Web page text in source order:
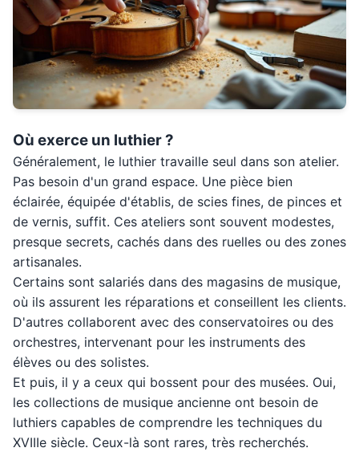
Où exerce un luthier ?
Généralement, le luthier travaille seul dans son atelier.
Pas besoin d'un grand espace. Une pièce bien
éclairée, équipée d'établis, de scies fines, de pinces et
de vernis, suffit. Ces ateliers sont souvent modestes,
presque secrets, cachés dans des ruelles ou des zones
artisanales.
Certains sont salariés dans des magasins de musique,
où ils assurent les réparations et conseillent les clients.
D'autres collaborent avec des conservatoires ou des
orchestres, intervenant pour les instruments des
élèves ou des solistes.
Et puis, il y a ceux qui bossent pour des musées. Oui,
les collections de musique ancienne ont besoin de
luthiers capables de comprendre les techniques du
XVIIIe siècle. Ceux-là sont rares, très recherchés.